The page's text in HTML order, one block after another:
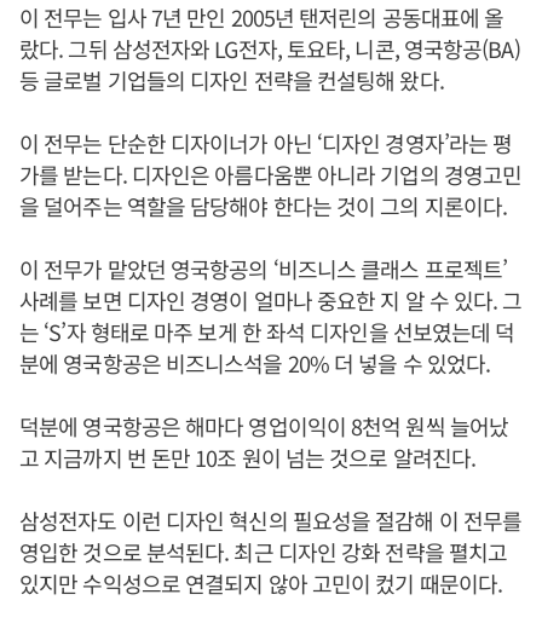
이 전무는 입사 7년 만인 2005년 탠저린의 공동대표에 올
랐다. 그뒤 삼성전자와 LG전자, 토요타, 니콘, 영국항공(BA)
등 글로벌 기업들의 디자인 전략을 컨설팅해 왔다.
이 전무는 단순한 디자이너가 아닌 ‘디자인 경영자’라는 평
가를 받는다. 디자인은 아름다움뿐 아니라 기업의 경영고민
을 덜어주는 역할을 담당해야 한다는 것이 그의 지론이다.
이 전무가 맡았던 영국항공의 ‘비즈니스 클래스 프로젝트’
사례를 보면 디자인 경영이 얼마나 중요한 지 알 수 있다. 그
는 ‘S’자 형태로 마주 보게 한 좌석 디자인을 선보였는데 덕
분에 영국항공은 비즈니스석을 20% 더 넣을 수 있었다.
덕분에 영국항공은 해마다 영업이익이 8천억 원씩 늘어났
고 지금까지 번 돈만 10조 원이 넘는 것으로 알려진다.
삼성전자도 이런 디자인 혁신의 필요성을 절감해 이 전무를
영입한 것으로 분석된다. 최근 디자인 강화 전략을 펼치고
있지만 수익성으로 연결되지 않아 고민이 컸기 때문이다.